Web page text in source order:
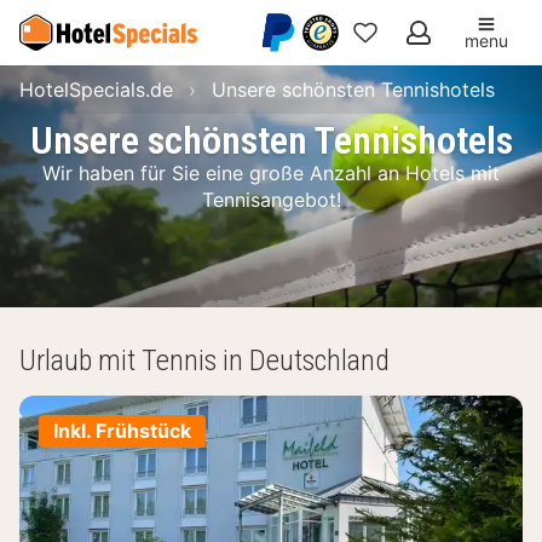
Meine
Favoriten
menu
Unsere schönsten Tennishotels
Wir haben für Sie eine große Anzahl an Hotels mit
Tennisangebot!
HotelSpecials.de Unsere schönsten Tennishotels
Urlaub mit Tennis in Deutschland
Inkl. Frühstück